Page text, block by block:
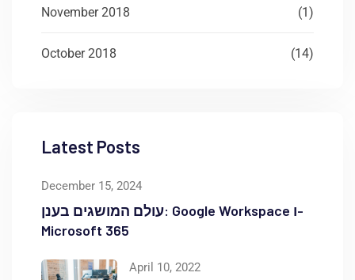
November 2018 (1)
October 2018 (14)
Latest Posts
December 15, 2024
עולם המושגים בענן: Google Workspace ו-
Microsoft 365
April 10, 2022